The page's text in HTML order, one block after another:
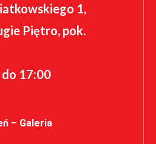
1,
Piętro, pok.
do 17:00
– Galeria